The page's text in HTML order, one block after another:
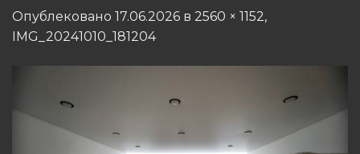
Опублековано 17.06.2026 в 2560 × 1152,
IMG_20241010_181204